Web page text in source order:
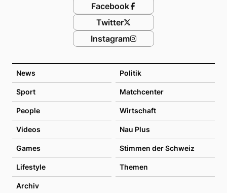
News Politik
Sport Matchcenter
People Wirtschaft
Videos Nau Plus
Games Stimmen der Schweiz
Lifestyle Themen
Archiv
Facebook
Twitter
Instagram